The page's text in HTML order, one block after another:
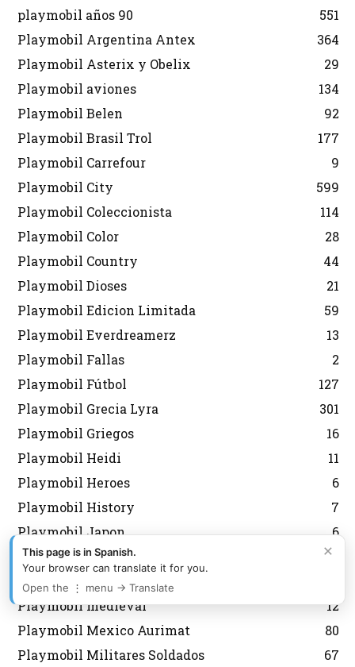
playmobil años 90
551
Playmobil Argentina Antex
364
Playmobil Asterix y Obelix
29
Playmobil aviones
134
Playmobil Belen
92
Playmobil Brasil Trol
177
Playmobil Carrefour
9
Playmobil City
599
Playmobil Coleccionista
114
Playmobil Color
28
Playmobil Country
44
Playmobil Dioses
21
Playmobil Edicion Limitada
59
Playmobil Everdreamerz
13
Playmobil Fallas
2
Playmobil Fútbol
127
Playmobil Grecia Lyra
301
Playmobil Griegos
16
Playmobil Heidi
11
Playmobil Heroes
6
Playmobil History
7
Playmobil Japon
6
Playmobil Korea
43
Playmobil Magic
Playmobil medieval
12
Playmobil Mexico Aurimat
80
Playmobil Militares Soldados
67
×
This page is in Spanish.
Your browser can translate it for you.
Open the ⋮ menu → Translate